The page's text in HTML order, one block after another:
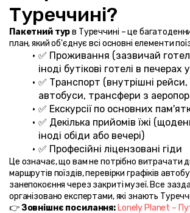
Туреччині?
Пакетний тур в Туреччині – це
план, який об'єднує всі основні елементи
✅ Проживання (зазвичай
іноді бутікові готелі в печерах
✅ Транспорт (внутрішні рейси,
автобуси, трансфери з
✅ Екскурсії по основних
✅ Декілька прийомів їжі
іноді обіди або вечері)
✅ Професійні ліцензовані гіди
Це означає, що вам не потрібно витрачати
маршрутів поїздів, перевірки графіків
занепокоєння через закриті музеї. Все
організовано експертами, які знають
👉 Зовнішнє посилання: Lonely Planet –